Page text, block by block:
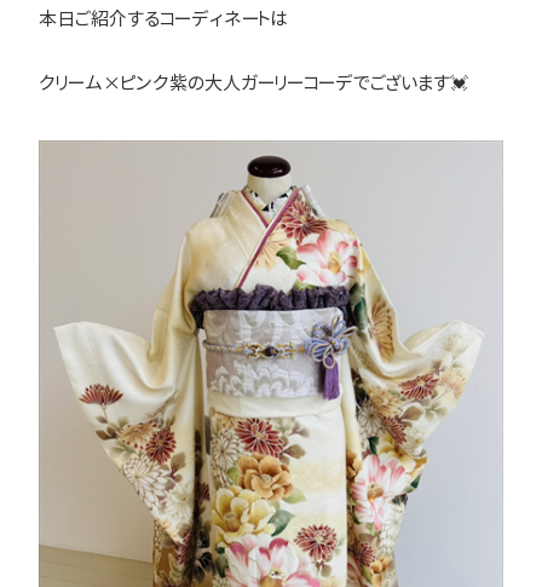
本日ご紹介するコーディネートは
クリーム×ピンク紫の大人ガーリーコーデでございます💓